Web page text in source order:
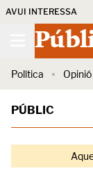
AVUI INTERESSA
Política Opinió
PÚBLIC